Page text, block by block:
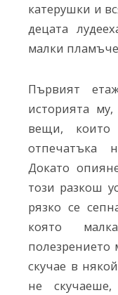
катерушки и
децата
малки
Първият
историята му,
вещи,
отпечатъка
Докато
този разкош
рязко се
която
полезрението
скучае в
не